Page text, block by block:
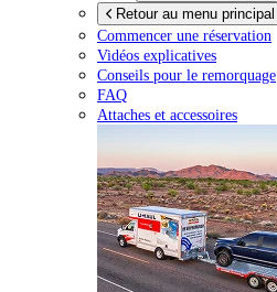
Retour au menu principal
Commencer une réservation
Vidéos explicatives
Conseils pour le remorquage
FAQ
Attaches et accessoires